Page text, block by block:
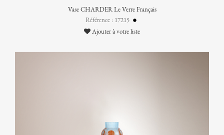
Vase CHARDER Le Verre Français
Référence : 17215
Ajouter à votre liste